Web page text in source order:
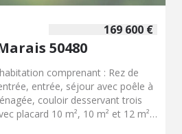
169 600 €
50480
comprenant : Rez de
entrée, séjour avec poêle à
couloir desservant trois
placard 10 m², 10 m² et 12 m²,